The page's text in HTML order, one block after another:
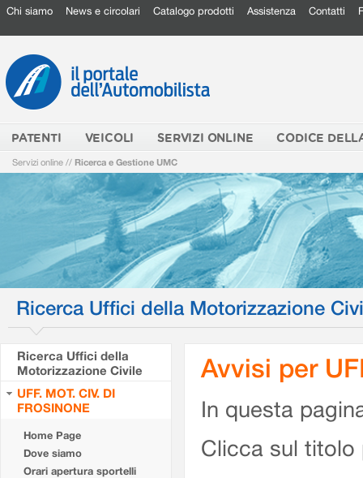
Chi siamo News e circolari Catalogo prodotti Assistenza Contatti
PATENTI VEICOLI SERVIZI ONLINE CODICE
Servizi online // Ricerca e Gestione UMC
Ricerca Uffici della Motorizzazione
Ricerca Uffici della
Motorizzazione Civile
UFF. MOT. CIV. DI
FROSINONE
Home Page
Dove siamo
Orari apertura sportelli
Avvisi per
In questa
Clicca sul titolo